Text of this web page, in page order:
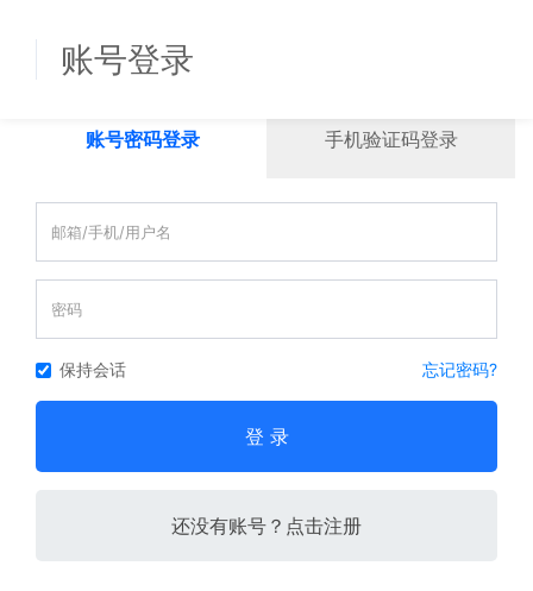
账号登录
账号密码登录 手机验证码登录
保持会话 忘记密码?
登 录
还没有账号？点击注册